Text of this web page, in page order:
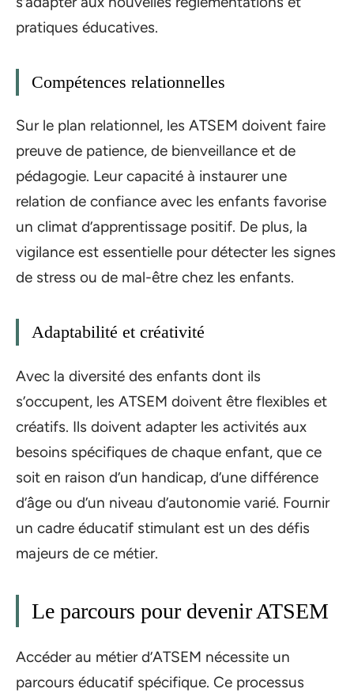
pratiques éducatives.
Compétences relationnelles
Sur le plan relationnel, les ATSEM doivent faire
preuve de patience, de bienveillance et de
pédagogie. Leur capacité à instaurer une
relation de confiance avec les enfants favorise
un climat d’apprentissage positif. De plus, la
vigilance est essentielle pour détecter les signes
de stress ou de mal-être chez les enfants.
Adaptabilité et créativité
Avec la diversité des enfants dont ils
s’occupent, les ATSEM doivent être flexibles et
créatifs. Ils doivent adapter les activités aux
besoins spécifiques de chaque enfant, que ce
soit en raison d’un handicap, d’une différence
d’âge ou d’un niveau d’autonomie varié. Fournir
un cadre éducatif stimulant est un des défis
majeurs de ce métier.
Le parcours pour devenir ATSEM
Accéder au métier d’ATSEM nécessite un
parcours éducatif spécifique. Ce processus